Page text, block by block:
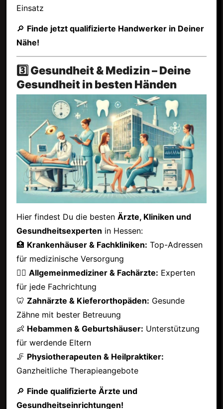
Einsatz
🔎 Finde jetzt qualifizierte Handwerker in Deiner
Nähe!
3️⃣ Gesundheit & Medizin – Deine
Gesundheit in besten Händen
Hier findest Du die besten Ärzte, Kliniken und
Gesundheitsexperten in Hessen:
🏥 Krankenhäuser & Fachkliniken: Top-Adressen
für medizinische Versorgung
👩‍⚕️ Allgemeinmediziner & Fachärzte: Experten
für jede Fachrichtung
🦷 Zahnärzte & Kieferorthopäden: Gesunde
Zähne mit bester Betreuung
👶 Hebammen & Geburtshäuser: Unterstützung
für werdende Eltern
🦵 Physiotherapeuten & Heilpraktiker:
Ganzheitliche Therapieangebote
🔎 Finde qualifizierte Ärzte und
Gesundheitseinrichtungen!